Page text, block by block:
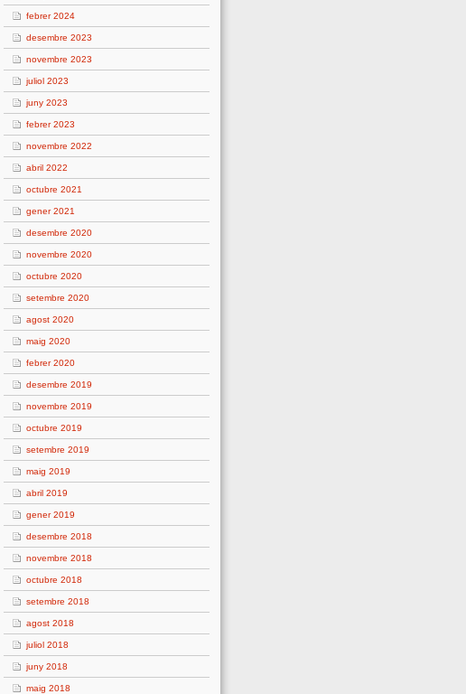
febrer 2024
desembre 2023
novembre 2023
juliol 2023
juny 2023
febrer 2023
novembre 2022
abril 2022
octubre 2021
gener 2021
desembre 2020
novembre 2020
octubre 2020
setembre 2020
agost 2020
maig 2020
febrer 2020
desembre 2019
novembre 2019
octubre 2019
setembre 2019
maig 2019
abril 2019
gener 2019
desembre 2018
novembre 2018
octubre 2018
setembre 2018
agost 2018
juliol 2018
juny 2018
maig 2018